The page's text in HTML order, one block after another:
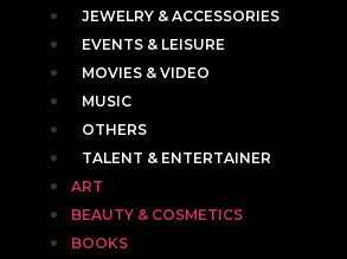
JEWELRY & ACCESSORIES
EVENTS & LEISURE
MOVIES & VIDEO
MUSIC
OTHERS
TALENT & ENTERTAINER
ART
BEAUTY & COSMETICS
BOOKS